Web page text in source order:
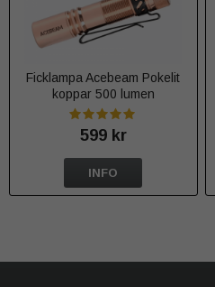
Ficklampa Acebeam Pokelit
koppar 500 lumen
599 kr
INFO